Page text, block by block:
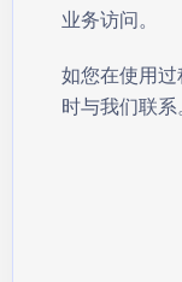
业务访问。
如您在使用
时与我们联系